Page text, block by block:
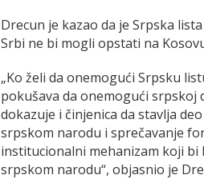
Drecun je kazao da je Srpska
Srbi ne bi mogli opstati na
„Ko želi da onemogući Srpsku
pokušava da onemogući srpskoj
dokazuje i činjenica da stavlja
srpskom narodu i sprečavanje
institucionalni mehanizam koji
srpskom narodu“, objasnio je